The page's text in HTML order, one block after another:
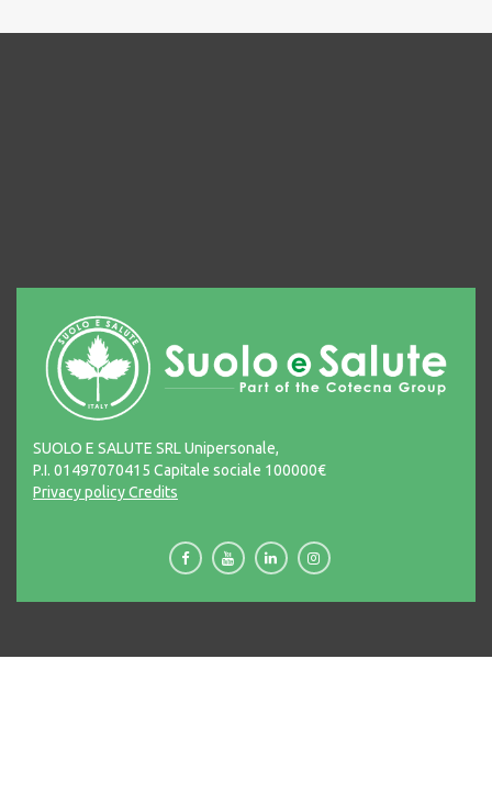
SUOLO E SALUTE SRL Unipersonale,
P.I. 01497070415 Capitale sociale 100000€
Privacy policyCredits